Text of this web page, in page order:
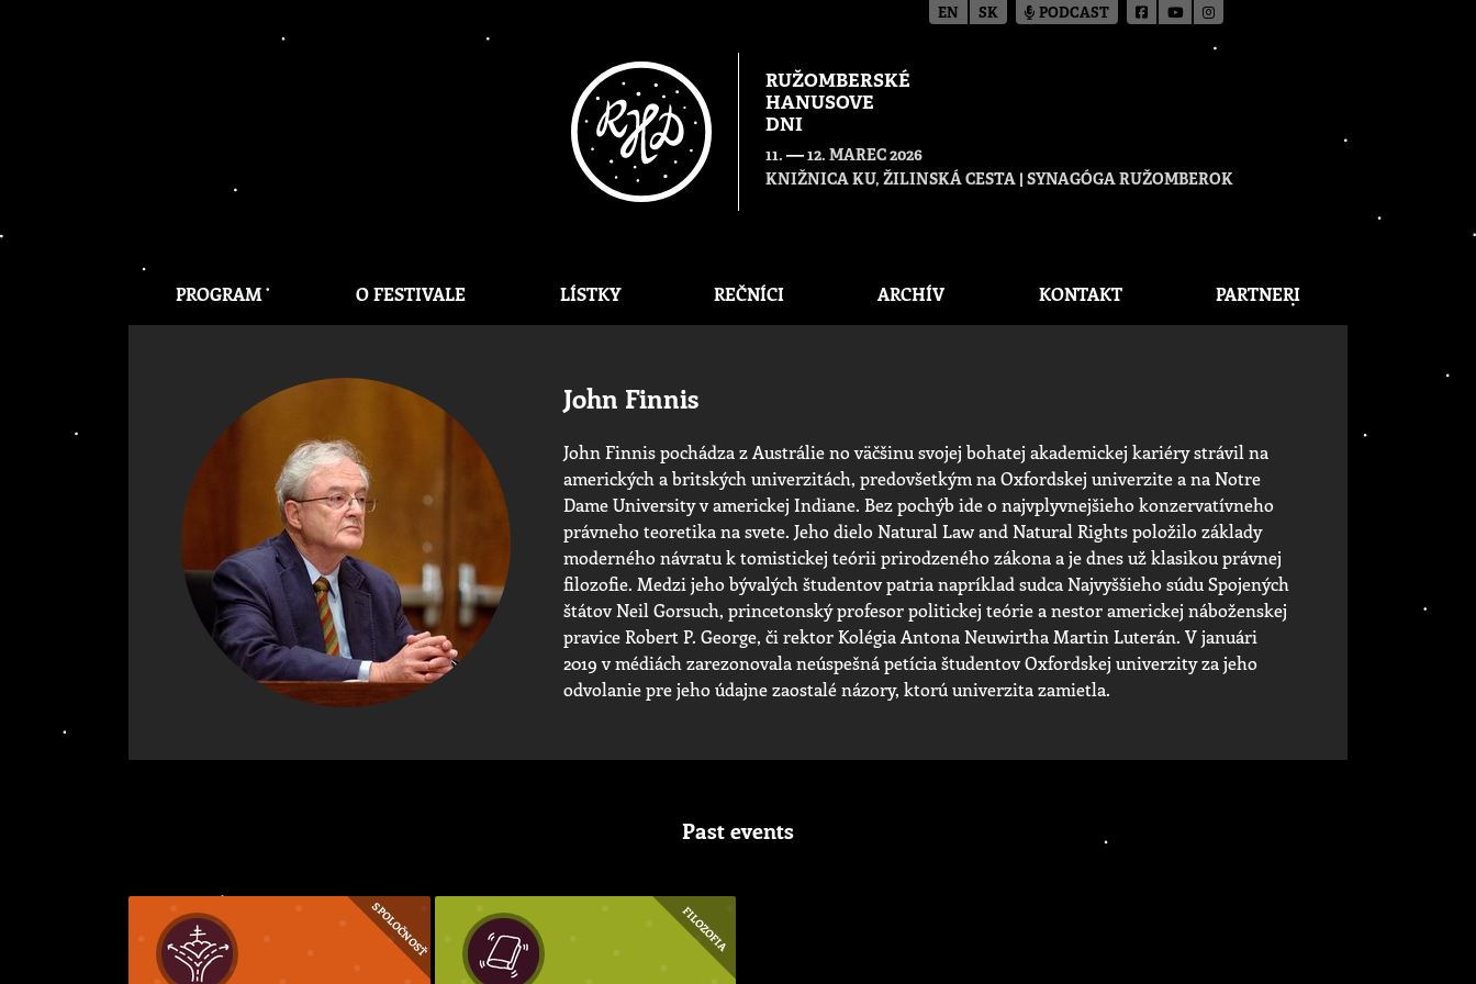
RUŽOMBERSKÉ
HANUSOVE
DNI
11. — 12. MAREC 2026
KNIŽNICA KU, ŽILINSKÁ CESTA | SYNAGÓGA RUŽOMBEROK
PROGRAM O FESTIVALE LÍSTKY REČNÍCI ARCHÍV KONTAKT PARTNERI
John Finnis
John Finnis pochádza z Austrálie no väčšinu svojej bohatej akademickej kariéry strávil na
amerických a britských univerzitách, predovšetkým na Oxfordskej univerzite a na Notre
Dame University v americkej Indiane. Bez pochýb ide o najvplyvnejšieho konzervatívneho
právneho teoretika na svete. Jeho dielo Natural Law and Natural Rights položilo základy
moderného návratu k tomistickej teórii prirodzeného zákona a je dnes už klasikou právnej
filozofie. Medzi jeho bývalých študentov patria napríklad sudca Najvyššieho súdu Spojených
štátov Neil Gorsuch, princetonský profesor politickej teórie a nestor americkej náboženskej
pravice Robert P. George, či rektor Kolégia Antona Neuwirtha Martin Luterán. V januári
2019 v médiách zarezonovala neúspešná petícia študentov Oxfordskej univerzity za jeho
odvolanie pre jeho údajne zaostalé názory, ktorú univerzita zamietla.
Past events
SPOLOČNOSŤ FILOZOFIA
EN SK PODCAST